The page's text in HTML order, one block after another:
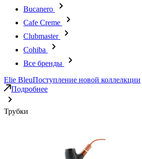
Bucanero
Cafe Creme
Clubmaster
Cohiba
Все бренды
Elie BleuПоступление новой коллелкции
Подробнее
Трубки